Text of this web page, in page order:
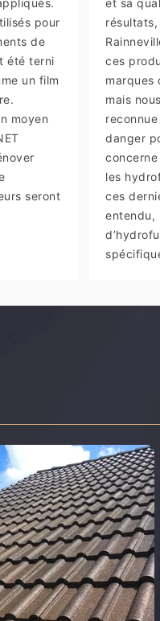
pour
de
été terni
un film
moyen
seront
résultats,
ces
marques
mais
danger
les
ces
entendu,